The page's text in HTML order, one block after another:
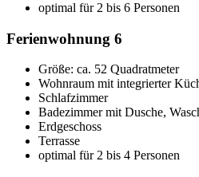
optimal für 2 bis 6 Personen
Ferienwohnung 6
Größe: ca. 52 Quadratmeter
Wohnraum mit integrierter
Schlafzimmer
Badezimmer mit Dusche,
Erdgeschoss
Terrasse
optimal für 2 bis 4 Personen